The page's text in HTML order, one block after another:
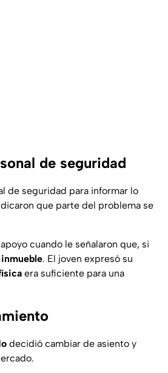
de seguridad
de seguridad para informar lo
que parte del problema se
cuando le señalaron que, si
. El joven expresó su
era suficiente para una
decidió cambiar de asiento y